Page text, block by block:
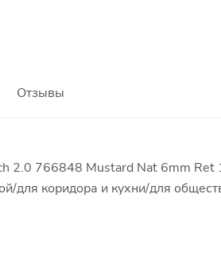
Отзывы
2.0 766848 Mustard Nat 6mm
для коридора и кухни/для